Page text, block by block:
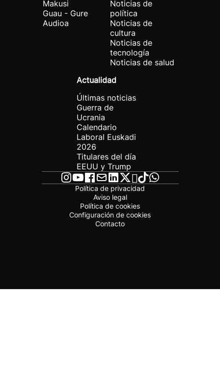
Makusi
Guau - Gure
Audioa
Noticias de
política
Noticias de
cultura
Noticias de
tecnología
Noticias de salud
Actualidad
Últimas noticias
Guerra de
Ucrania
Calendario
Laboral Euskadi
2026
Titulares del día
EEUU y Trump
Política de privacidad
Aviso legal
Política de cookies
Configuración de cookies
Contacto